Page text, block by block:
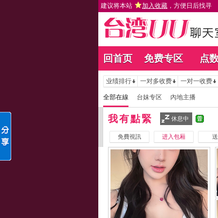
建议将本站 加入收藏 ，方便日后找寻
回首页 免费专区 点
业绩排行 一对多收费 一对一收费
全部在線 台妹专区 內地主播
我有點緊 休息中
免費視訊 进入包厢